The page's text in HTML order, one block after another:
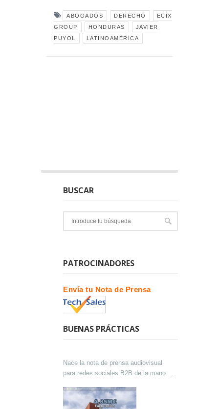
ABOGADOS DERECHO
ECIX
GROUP
HONDURAS
JAVIER
PUYOL
LATINOAMÉRICA
BUSCAR
PATROCINADORES
Envía tu Nota de Prensa
BUENAS PRÁCTICAS
Nace la nota de prensa audiovisual
para redes sociales B2B de la mano de